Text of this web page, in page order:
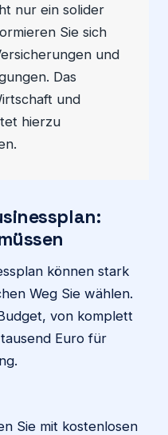
nur ein solider
Sie sich
und
Das
und
hierzu
können stark
Weg Sie wählen.
von komplett
Euro für
Sie mit kostenlosen